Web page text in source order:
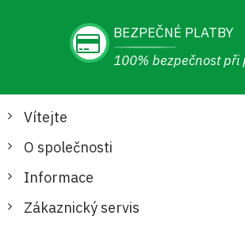
BEZPEČNÉ PLATBY
100% bezpečnost při
Vítejte
O společnosti
Informace
Zákaznický servis